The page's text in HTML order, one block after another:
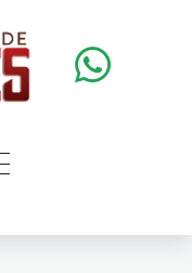
TIENDA